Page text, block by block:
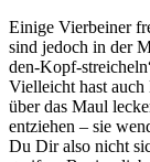
Einige Vierbeiner
sind jedoch in der
den-Kopf-
Vielleicht hast auch
über das Maul
entziehen – sie
Du Dir also nicht